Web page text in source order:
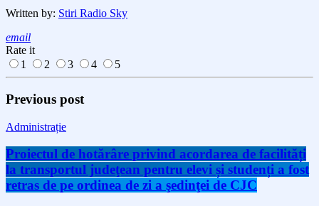
Written by: Stiri Radio Sky
email
Rate it
1
2 3 4 5
Previous post
Administrație
Proiectul de hotărâre privind acordarea de facilități
la transportul judeţean pentru elevi și studenți a fost
retras de pe ordinea de zi a şedinţei de CJC